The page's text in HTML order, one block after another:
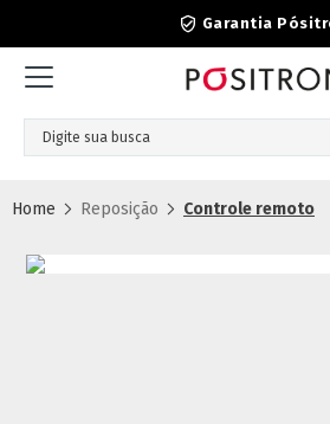
Garantia
Reposição Controle remoto